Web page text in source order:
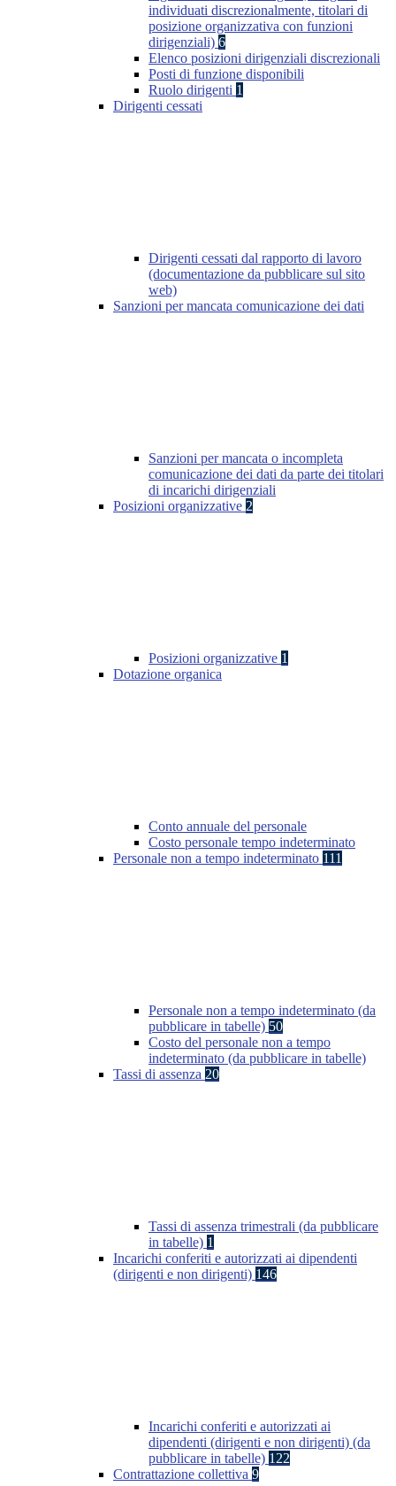
individuati discrezionalmente, titolari di
posizione organizzativa con funzioni
dirigenziali) 6
Elenco posizioni dirigenziali discrezionali
Posti di funzione disponibili
Ruolo dirigenti 1
Dirigenti cessati
Dirigenti cessati dal rapporto di lavoro
(documentazione da pubblicare sul sito
web)
Sanzioni per mancata comunicazione dei dati
Sanzioni per mancata o incompleta
comunicazione dei dati da parte dei titolari
di incarichi dirigenziali
Posizioni organizzative 2
Posizioni organizzative 1
Dotazione organica
Conto annuale del personale
Costo personale tempo indeterminato
Personale non a tempo indeterminato 111
Personale non a tempo indeterminato (da
pubblicare in tabelle) 50
Costo del personale non a tempo
indeterminato (da pubblicare in tabelle)
Tassi di assenza 20
Tassi di assenza trimestrali (da pubblicare
in tabelle) 1
Incarichi conferiti e autorizzati ai dipendenti
(dirigenti e non dirigenti) 146
Incarichi conferiti e autorizzati ai
dipendenti (dirigenti e non dirigenti) (da
pubblicare in tabelle) 122
Contrattazione collettiva 9